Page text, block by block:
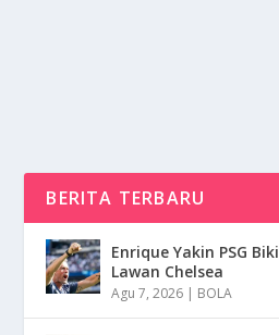
BERITA TERBARU
Enrique Yakin PSG
Lawan Chelsea
Agu 7, 2026 | BOLA